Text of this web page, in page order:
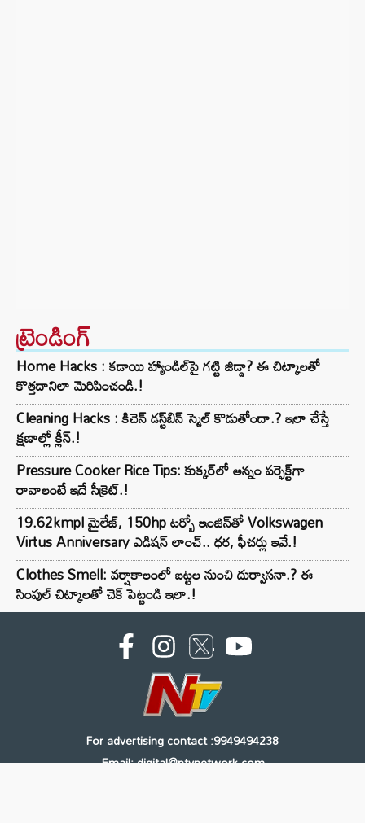
ట్రెండింగ్‌
Home Hacks : కడాయి హ్యాండిల్‌పై గట్టి జిడ్డా? ఈ చిట్కాలతో
కొత్తదానిలా మెరిపించండి.!
Cleaning Hacks : కిచెన్ డస్ట్‌బిన్ స్మెల్ కొడుతోందా.? ఇలా చేస్తే
క్షణాల్లో క్లీన్.!
Pressure Cooker Rice Tips: కుక్కర్‌లో అన్నం పర్ఫెక్ట్‌గా
రావాలంటే ఇదే సీక్రెట్.!
19.62kmpl మైలేజ్, 150hp టర్బో ఇంజిన్‌తో Volkswagen
Virtus Anniversary ఎడిషన్ లాంచ్.. ధర, ఫీచర్లు ఇవే.!
Clothes Smell: వర్షాకాలంలో బట్టల నుంచి దుర్వాసనా.? ఈ
సింపుల్ చిట్కాలతో చెక్ పెట్టండి ఇలా.!
For advertising contact :9949494238
Email: digital@ntvnetwork.com